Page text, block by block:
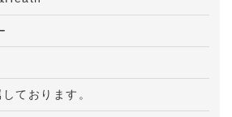
ております。